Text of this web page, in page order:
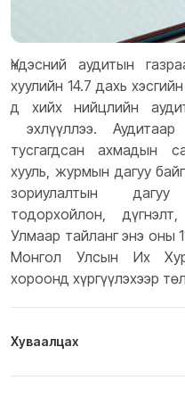
Үндэсний аудитын
хуулийн 14.7 дахь
д хийх нийцлийн
эхлүүллээ.
тусгагдсан ахмадын
хууль, журмын дагуу
зориулалтын
тодорхойлон,
Улмаар тайланг энэ оны
Монгол Улсын Их
хороонд хүргүүлэхээр
Хуваалцах